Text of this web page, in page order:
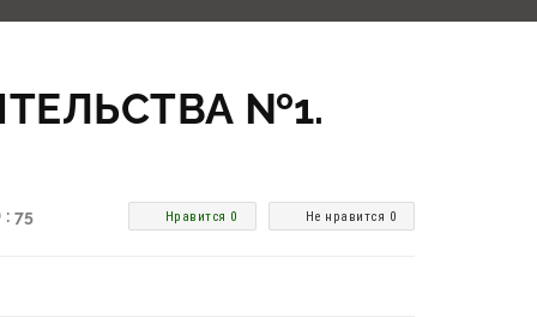
№1.
: 75 Не нравится 0
Нравится 0